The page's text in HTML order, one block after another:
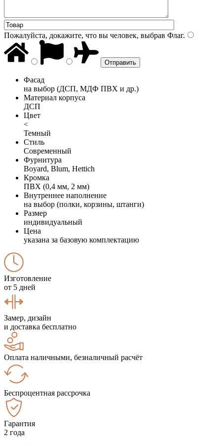
Пожалуйста, докажите, что вы человек, выбрав Флаг.
Фасад
на выбор (ДСП, МДФ ПВХ и др.)
Материал корпуса
ДСП
Цвет
<
Темный
Стиль
Современный
Фурнитура
Boyard, Blum, Hettich
Кромка
ПВХ (0,4 мм, 2 мм)
Внутреннее наполнение
на выбор (полки, корзины, штанги)
Размер
индивидуальный
Цена
указана за базовую комплектацию
Изготовление
от 5 дней
Замер, дизайн
и доставка бесплатно
Оплата наличными, безналичный расчёт
Беспроцентная рассрочка
Гарантия
2 года